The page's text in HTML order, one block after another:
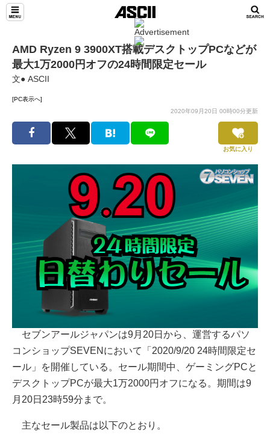
AMD Ryzen 9 3900XT搭載デスクトップPCなどが
最大1万2000円オフの24時間限定セール
文● ASCII
[PC表示へ]
2020年09月20日 00時00分更新
お気に入り
セブンアールジャパンは9月20日から、運営するパソ
コンショップSEVENにおいて「2020/9/20 24時間限定セ
ール」を開催している。セール期間中、ゲーミングPCと
デスクトップPCが最大1万2000円オフになる。期間は9
月20日23時59分まで。
主なセール製品は以下のとおり。